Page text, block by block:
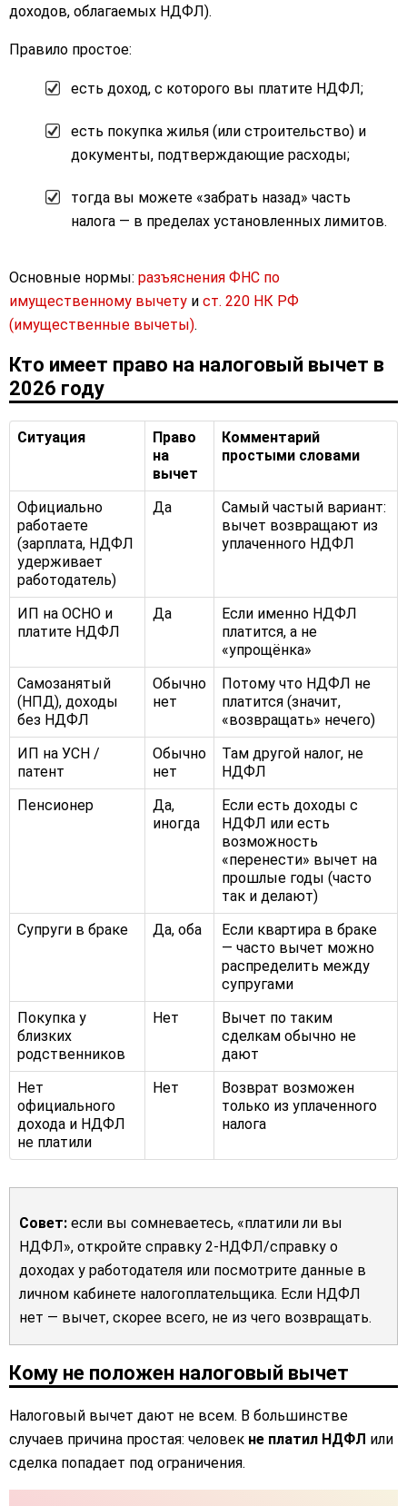
доходов, облагаемых НДФЛ).
Правило простое:
есть доход, с которого вы платите НДФЛ;
есть покупка жилья (или строительство) и
документы, подтверждающие расходы;
тогда вы можете «забрать назад» часть
налога — в пределах установленных лимитов.
Основные нормы: разъяснения ФНС по
имущественному вычету и ст. 220 НК РФ
(имущественные вычеты).
Кто имеет право на налоговый вычет в
2026 году
Ситуация
Право
на
вычет
Комментарий
простыми словами
Официально
работаете
(зарплата, НДФЛ
удерживает
работодатель)
Да
Самый частый вариант:
вычет возвращают из
уплаченного НДФЛ
ИП на ОСНО и
платите НДФЛ
Да
Если именно НДФЛ
платится, а не
«упрощёнка»
Самозанятый
(НПД), доходы
без НДФЛ
Обычно
нет
Потому что НДФЛ не
платится (значит,
«возвращать» нечего)
ИП на УСН /
патент
Обычно
нет
Там другой налог, не
НДФЛ
Пенсионер
Да,
иногда
Если есть доходы с
НДФЛ или есть
возможность
«перенести» вычет на
прошлые годы (часто
так и делают)
Супруги в браке
Да, оба
Если квартира в браке
— часто вычет можно
распределить между
супругами
Покупка у
близких
родственников
Нет
Вычет по таким
сделкам обычно не
дают
Нет
официального
дохода и НДФЛ
не платили
Нет
Возврат возможен
только из уплаченного
налога
Совет: если вы сомневаетесь, «платили ли вы
НДФЛ», откройте справку 2-НДФЛ/справку о
доходах у работодателя или посмотрите данные в
личном кабинете налогоплательщика. Если НДФЛ
нет — вычет, скорее всего, не из чего возвращать.
Кому не положен налоговый вычет
Налоговый вычет дают не всем. В большинстве
случаев причина простая: человек не платил НДФЛ или
сделка попадает под ограничения.